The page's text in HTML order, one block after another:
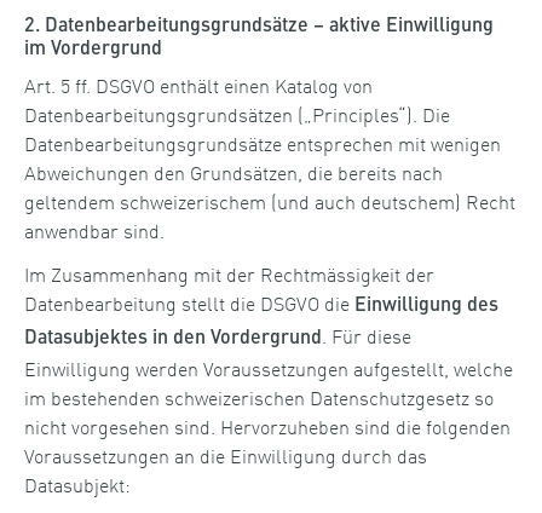
2. Datenbearbeitungsgrundsätze – aktive Einwilligung
im Vordergrund
Art. 5 ff. DSGVO enthält einen Katalog von
Datenbearbeitungsgrundsätzen („Principles“). Die
Datenbearbeitungsgrundsätze entsprechen mit wenigen
Abweichungen den Grundsätzen, die bereits nach
geltendem schweizerischem (und auch deutschem) Recht
anwendbar sind.
Im Zusammenhang mit der Rechtmässigkeit der
Datenbearbeitung stellt die DSGVO die Einwilligung des
Datasubjektes in den Vordergrund. Für diese
Einwilligung werden Voraussetzungen aufgestellt, welche
im bestehenden schweizerischen Datenschutzgesetz so
nicht vorgesehen sind. Hervorzuheben sind die folgenden
Voraussetzungen an die Einwilligung durch das
Datasubjekt: